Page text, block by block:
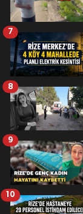
7
8
9
10